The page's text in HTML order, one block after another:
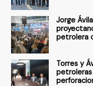
r
:
Jorge
petrolera
Torres y